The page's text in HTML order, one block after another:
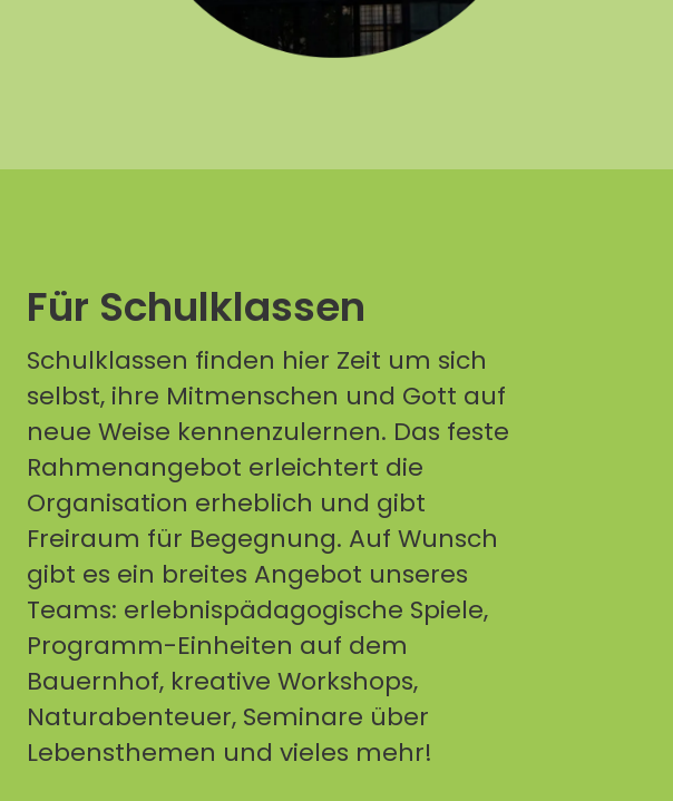
Für Schulklassen
Schulklassen finden hier Zeit um sich
selbst, ihre Mitmenschen und Gott auf
neue Weise kennenzulernen. Das feste
Rahmenangebot erleichtert die
Organisation erheblich und gibt
Freiraum für Begegnung. Auf Wunsch
gibt es ein breites Angebot unseres
Teams: erlebnispädagogische Spiele,
Programm-Einheiten auf dem
Bauernhof, kreative Workshops,
Naturabenteuer, Seminare über
Lebensthemen und vieles mehr!